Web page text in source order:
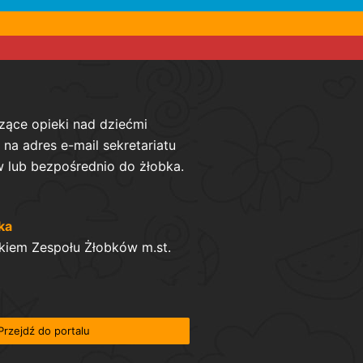
opieki nad dziećmi
adres e-mail sekretariatu
lub bezpośrednio do żłobka.
Zespołu Żłobków m.st.
do portalu